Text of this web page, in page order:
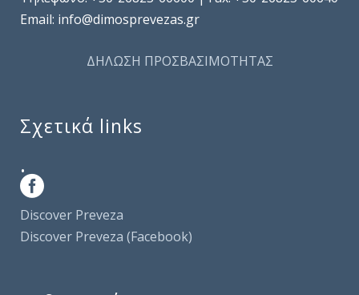
Email: info@dimosprevezas.gr
ΔΗΛΩΣΗ ΠΡΟΣΒΑΣΙΜΟΤΗΤΑΣ
Σχετικά links
.
Discover Preveza
Discover Preveza (Facebook)